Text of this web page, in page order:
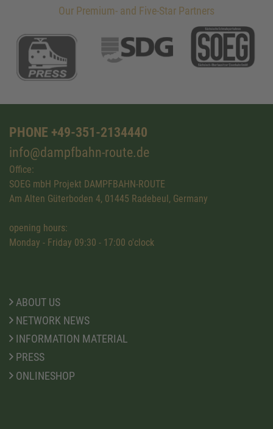
Our Premium- and Five-Star Partners
PHONE +49-351-2134440
info@dampfbahn-route.de
Office:
SOEG mbH Projekt DAMPFBAHN-ROUTE
Am Alten Güterboden 4, 01445 Radebeul, Germany
opening hours:
Monday - Friday 09:30 - 17:00 o'clock
ABOUT US
NETWORK NEWS
INFORMATION MATERIAL
PRESS
ONLINESHOP